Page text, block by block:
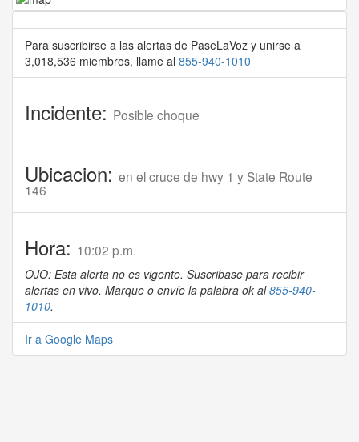
Para suscribirse a las alertas de PaseLaVoz y unirse a
3,018,536 miembros, llame al 855-940-1010
Incidente: Posible choque
Ubicacion: en el cruce de hwy 1 y State Route
146
Hora: 10:02 p.m.
OJO: Esta alerta no es vigente. Suscribase para recibir
alertas en vivo. Marque o envíe la palabra ok al855-940-
1010.
Ir a Google Maps